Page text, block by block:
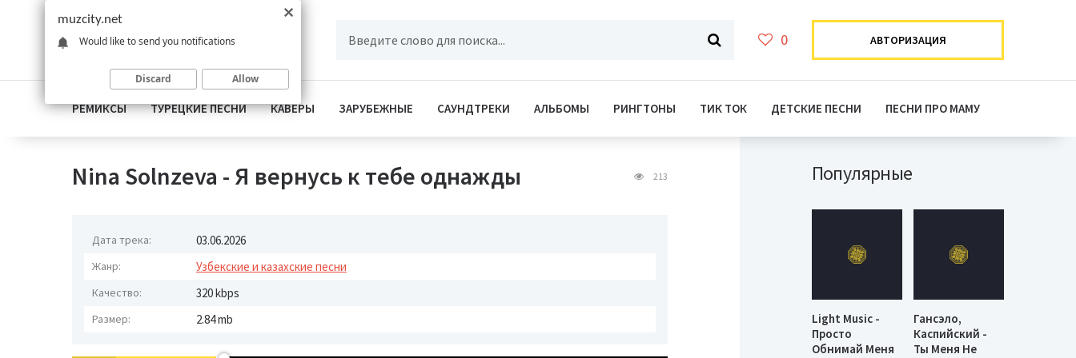
0 АВТОРИЗАЦИЯ
РЕМИКСЫ ТУРЕЦКИЕ ПЕСНИ КАВЕРЫ ЗАРУБЕЖНЫЕ САУНДТРЕКИ АЛЬБОМЫ РИНГТОНЫ ТИК ТОК ДЕТСКИЕ ПЕСНИ ПЕСНИ ПРО МАМУ
Nina Solnzeva - Я вернусь к тебе однажды 213
Дата трека: 03.06.2026
Жанр: Узбекские и казахские песни
Качество: 320 kbps
Размер: 2.84 mb
Популярные
Light Music -
Просто
Обнимай Меня
Гансэло,
Каспийский -
Ты Меня Не
muzcity.net
Would like to send you notifications
Discard Allow